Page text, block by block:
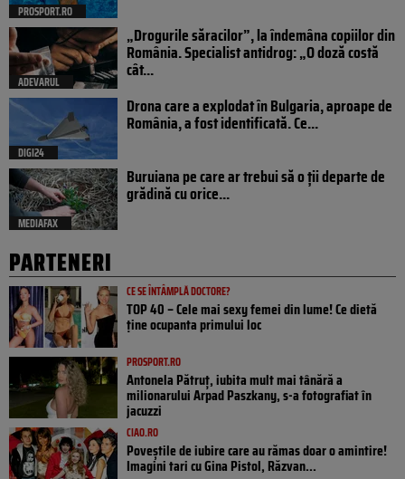
PROSPORT.RO
ADEVARUL
„Drogurile săracilor”, la îndemâna copiilor din
România. Specialist antidrog: „O doză costă
cât...
DIGI24
Drona care a explodat în Bulgaria, aproape de
România, a fost identificată. Ce...
MEDIAFAX
Buruiana pe care ar trebui să o ții departe de
grădină cu orice...
PARTENERI
CE SE ÎNTÂMPLĂ DOCTORE?
TOP 40 – Cele mai sexy femei din lume! Ce dietă
ține ocupanta primului loc
PROSPORT.RO
Antonela Pătruț, iubita mult mai tânără a
milionarului Arpad Paszkany, s-a fotografiat în
jacuzzi
CIAO.RO
Poveştile de iubire care au rămas doar o amintire!
Imagini tari cu Gina Pistol, Răzvan...